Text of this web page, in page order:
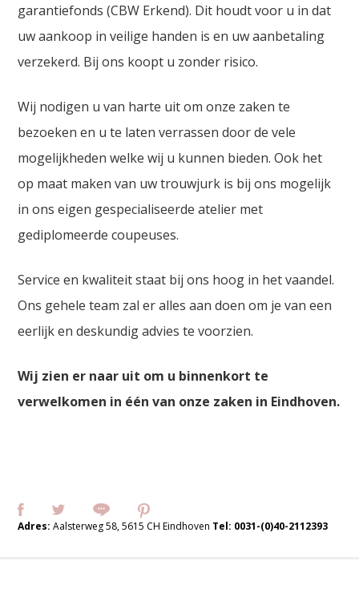
garantiefonds (CBW Erkend). Dit houdt voor u in dat
uw aankoop in veilige handen is en uw aanbetaling
verzekerd. Bij ons koopt u zonder risico.
Wij nodigen u van harte uit om onze zaken te
bezoeken en u te laten verrassen door de vele
mogelijkheden welke wij u kunnen bieden. Ook het
op maat maken van uw trouwjurk is bij ons mogelijk
in ons eigen gespecialiseerde atelier met
gediplomeerde coupeuses.
Service en kwaliteit staat bij ons hoog in het vaandel.
Ons gehele team zal er alles aan doen om je van een
eerlijk en deskundig advies te voorzien.
Wij zien er naar uit om u binnenkort te
verwelkomen in één van onze zaken in Eindhoven.
Adres:Aalsterweg 58, 5615 CH Eindhoven Tel: 0031-(0)40-2112393